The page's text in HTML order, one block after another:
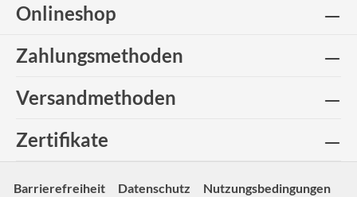
Onlineshop
Zahlungsmethoden
Versandmethoden
Zertifikate
Barrierefreiheit Datenschutz
Nutzungsbedingungen